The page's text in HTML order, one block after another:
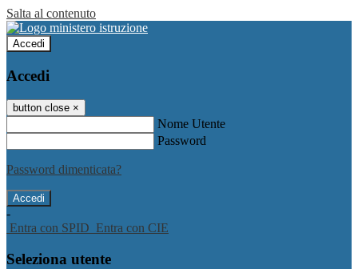
Salta al contenuto
Accedi
Accedi
button close ×
Nome Utente
Password
Password dimenticata?
-
Entra con SPID Entra con CIE
Seleziona utente